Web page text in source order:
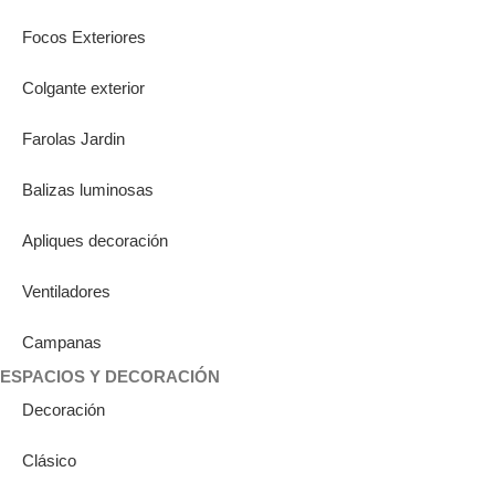
Focos Exteriores
Colgante exterior
Farolas Jardin
Balizas luminosas
Apliques decoración
Ventiladores
Campanas
ESPACIOS Y DECORACIÓN
Decoración
Clásico